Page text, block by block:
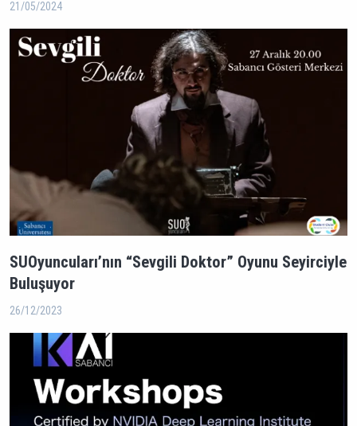
21/05/2024
SUOyuncuları’nın “Sevgili Doktor” Oyunu Seyirciyle
Buluşuyor
26/12/2023